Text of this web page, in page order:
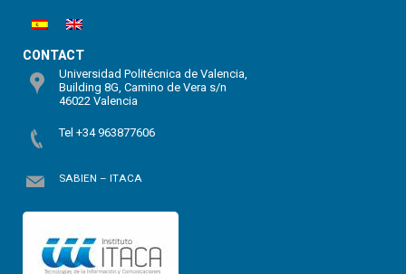
CONTACT
Universidad Politécnica de Valencia,
Building 8G, Camino de Vera s/n
46022 Valencia
Tel +34 963877606
SABIEN – ITACA